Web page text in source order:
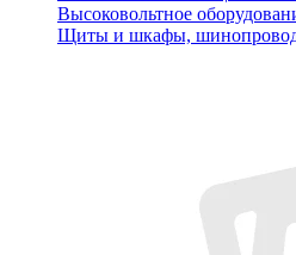
Высоковольтное
Щиты и шкафы,